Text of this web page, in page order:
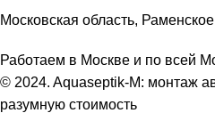
Московская область,
Работаем в Москве и по всей
© 2024. Aquaseptik-M: монтаж
разумную стоимость